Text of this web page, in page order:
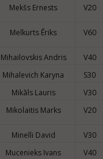
Mekšs Ernests V20
Melkurts Ēriks V60
Mihailovskis Andris
V40
Mihalevich Karyna
S30
Mikāls Lauris
V30
Mikolaitis Marks V20
Minelli David
V30
Mucenieks Ivans
V40